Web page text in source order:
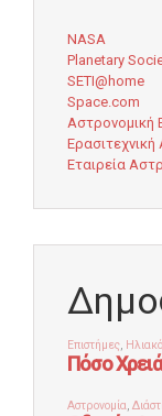
NASA
Planetary
SETI@home
Space.com
Αστρονομική
Εταιρεία